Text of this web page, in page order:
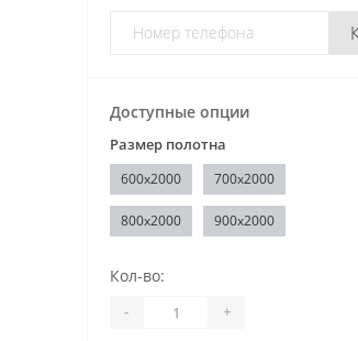
Доступные опции
Размер полотна
600x2000 700x2000
800x2000 900x2000
Кол-во:
- +